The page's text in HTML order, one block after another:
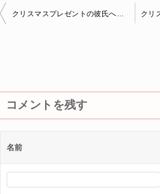
投
ゲ
ー
ョ
クリスマスプレゼントの彼氏への手作りアイデア!高校生や大学生など
コメントを残す
名前